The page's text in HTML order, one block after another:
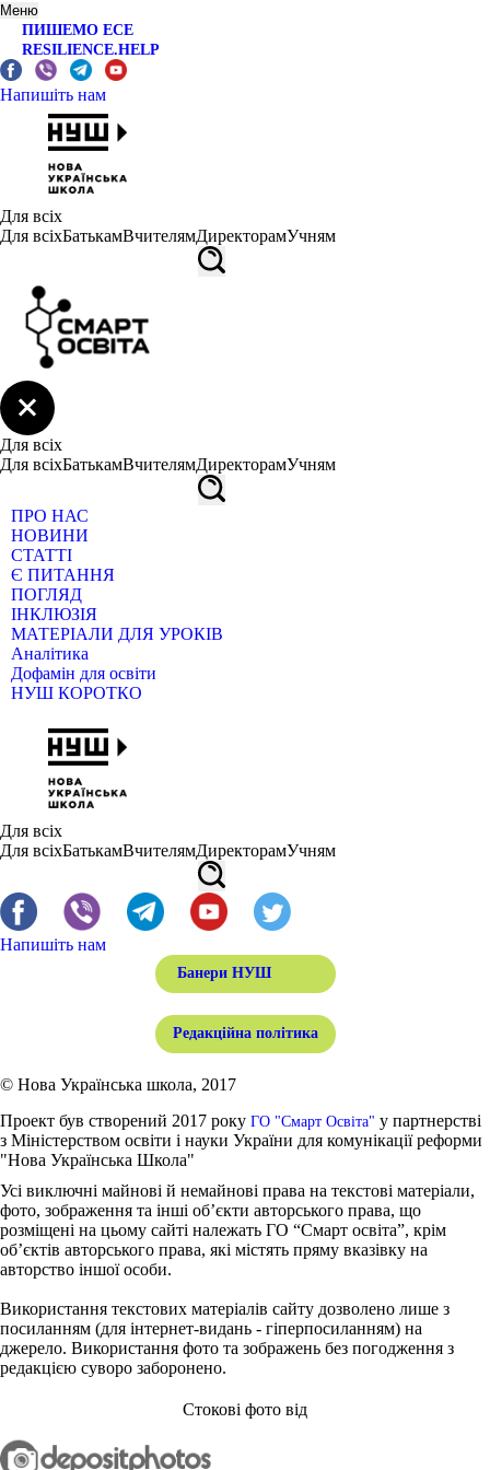
Меню
ПИШЕМО ЕСЕ
RESILIENCE.HELP
Напишіть нам
Для всіх
Для всіхБатькамВчителямДиректорамУчням
Для всіх
Для всіхБатькамВчителямДиректорамУчням
ПРО НАС
НОВИНИ
СТАТТІ
Є ПИТАННЯ
ПОГЛЯД
ІНКЛЮЗІЯ
МАТЕРІАЛИ ДЛЯ УРОКІВ
Аналітика
Дофамін для освіти
НУШ КОРОТКО
Для всіх
Для всіхБатькамВчителямДиректорамУчням
Напишіть нам
Банери НУШ
Редакційна політика
© Нова Українська школа, 2017
Проект був створений 2017 року ГО "Смарт Освіта" у партнерстві
з Міністерством освіти і науки України для комунікації реформи
"Нова Українська Школа"
Усі виключні майнові й немайнові права на текстові матеріали,
фото, зображення та інші об’єкти авторського права, що
розміщені на цьому сайті належать ГО “Смарт освіта”, крім
об’єктів авторського права, які містять пряму вказівку на
авторство іншої особи.
Використання текстових матеріалів сайту дозволено лише з
посиланням (для інтернет-видань - гіперпосиланням) на
джерело. Використання фото та зображень без погодження з
редакцією суворо заборонено.
Стокові фото від